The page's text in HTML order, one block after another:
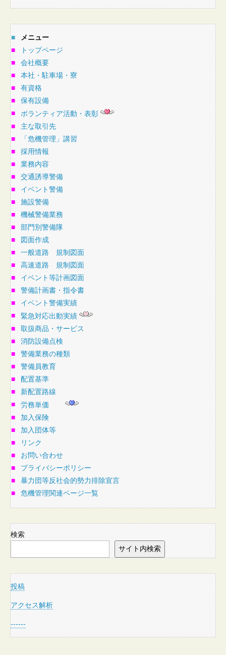
■
メニュー
■
トップページ
■
会社概要
■
本社・駐車場・寮
■
有資格
■
保有設備
■
ボランティア活動・表彰
■
主な取引先
■
「危機管理」講習
■
採用情報
■
業務内容
■
交通誘導警備
■
イベント警備
■
施設警備
■
機械警備業務
■
部門別警備隊
■
図面作成
■
一般道路 規制図面
■
高速道路 規制図面
■
イベント等計画図面
■
警備計画書・指令書
■
イベント警備実績
■
緊急対応出動実績
■
取扱商品・サービス
■
消防設備点検
■
警備業務の種類
■
警備員教育
■
配置基準
■
新配置路線
■
労務単価
■
加入保険
■
加入団体等
■
リンク
■
お問い合わせ
■
プライバシーポリシー
■
暴力団等反社会的勢力排除宣言
■
危機管理関連ページ一覧
検索
サイト内検索
投稿
アクセス解析
------